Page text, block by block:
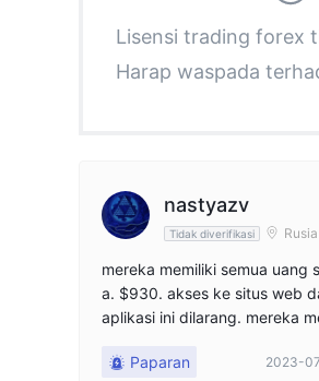
5
6
8
9
Lisensi trading forex
Harap waspada
nastyazv
Tidak diverifikasi Rusia
mereka memiliki semua uang
a. $930. akses ke situs web
aplikasi ini dilarang. mereka
meminta itu AAX perusahaan
Paparan 2023-